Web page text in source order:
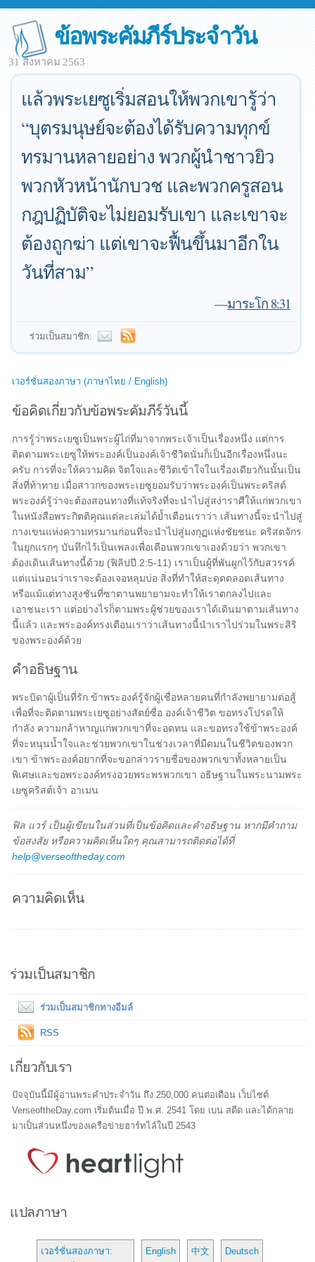
ข้อพระคัมภีร์ประจำวัน
31 สิงหาคม 2563
แล้วพระเยซูเริ่มสอนให้พวกเขารู้ว่า
“บุตรมนุษย์จะต้องได้รับความทุกข์
ทรมานหลายอย่าง พวกผู้นำชาวยิว
พวกหัวหน้านักบวช และพวกครูสอน
กฎปฏิบัติจะไม่ยอมรับเขา และเขาจะ
ต้องถูกฆ่า แต่เขาจะฟื้นขึ้นมาอีกใน
วันที่สาม”
—มาระโก 8:31
ร่วมเป็นสมาชิก:
เวอร์ชั่นสองภาษา (ภาษาไทย / English)
ข้อคิดเกี่ยวกับข้อพระคัมภีร์วันนี้
การรู้ว่าพระเยซูเป็นพระผู้ไถ่ที่มาจากพระเจ้าเป็นเรื่องหนึ่ง แต่การ
ติดตามพระเยซูให้พระองค์เป็นองค์เจ้าชีวิตนั่นก็เป็นอีกเรื่องหนึ่งนะ
ครับ การที่จะให้ความคิด จิตใจและชีวิตเข้าใจในเรื่องเดียวกันนั้นเป็น
สิ่งที่ท้าทาย เมื่อสาวกของพระเยซูยอมรับว่าพระองค์เป็นพระคริสต์
พระองค์รู้ว่าจะต้องสอนทางที่แท้จริงที่จะนำไปสู่สง่าราศีให้แก่พวกเขา
ในหนังสือพระกิตติคุณแต่ละเล่มได้ย้ำเตือนเราว่า เส้นทางนี้จะนำไปสู่
กางเขนแห่งความทรมานก่อนที่จะนำไปสู่มงกุฏแห่งชัยชนะ คริสตจักร
ในยุกแรกๆ บันทึกไว้เป็นเพลงเพื่อเตือนพวกเขาเองด้วยว่า พวกเขา
ต้องเดินเส้นทางนี้ด้วย (ฟิลิปปี 2:5-11) เราเป็นผู้ที่พันผูกไว้กับสวรรค์
แต่แน่นอนว่าเราจะต้องเจอหลุมบ่อ สิ่งที่ทำให้สะดุดตลอดเส้นทาง
หรือแม้แต่ทางสูงชันที่ซาตานพยายามจะทำให้เราตกลงไปและ
เอาชนะเรา แต่อย่างไรก็ตามพระผู้ช่วยของเราได้เดินมาตามเส้นทาง
นี้แล้ว และพระองค์ทรงเตือนเราว่าเส้นทางนี้นำเราไปร่วมในพระสิริ
ของพระองค์ด้วย
คำอธิษฐาน
พระบิดาผู้เป็นที่รัก ข้าพระองค์รู้จักผู้เชื่อหลายคนที่กำลังพยายามต่อสู้
เพื่อที่จะติดตามพระเยซูอย่างสัตย์ซื่อ องค์เจ้าชีวิต ขอทรงโปรดให้
กำลัง ความกล้าหาญแก่พวกเขาที่จะอดทน และขอทรงใช้ข้าพระองค์
ที่จะหนุนน้ำใจและช่วยพวกเขาในช่วงเวลาที่มืดมนในชีวิตของพวก
เขา ข้าพระองค์อยากที่จะขอกล่าวรายชื่อของพวกเขาทั้งหลายเป็น
พิเศษและขอพระองค์ทรงอวยพระพรพวกเขา อธิษฐานในพระนามพระ
เยซูคริสต์เจ้า อาเมน
ฟิล แวร์ เป็นผู้เขียนในส่วนที่เป็นข้อคิดและคำอธิษฐาน หากมีคำถาม
ข้อสงสัย หรือความคิดเห็นใดๆ คุณสามารถติดต่อได้ที่
help@verseoftheday.com
ความคิดเห็น
ร่วมเป็นสมาชิก
ร่วมเป็นสมาชิกทางอีมล์
RSS
เกี่ยวกับเรา
ปัจจุบันนี้มีผู้อ่านพระคำประจำวัน ถึง 250,000 คนต่อเดือน เว็บไซต์
VerseoftheDay.com เริ่มต้นเมื่อ ปี พ.ศ. 2541 โดย เบน สตีด และได้กลาย
มาเป็นส่วนหนึ่งของเครือข่ายฮาร์ทไล์ในปี 2543
แปลภาษา
เวอร์ชั่นสองภาษา:
English 中文 Deutsch